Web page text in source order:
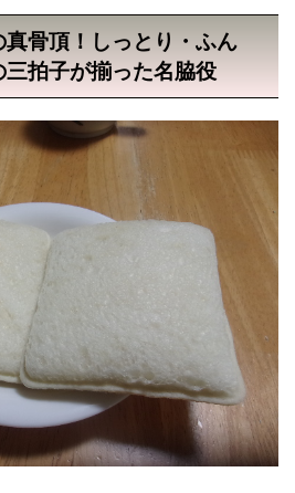
真骨頂！しっとり・ふん
拍子が揃った名脇役